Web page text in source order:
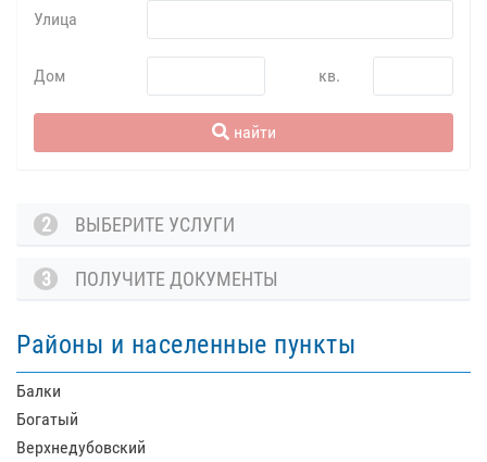
Улица
Дом кв.
найти
2 ВЫБЕРИТЕ УСЛУГИ
3 ПОЛУЧИТЕ ДОКУМЕНТЫ
Районы и населенные пункты
Балки
Богатый
Верхнедубовский